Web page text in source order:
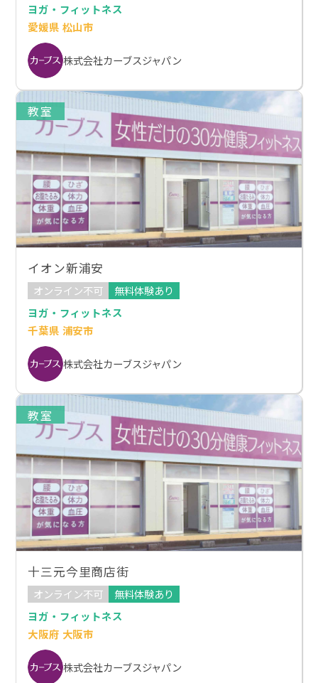
ヨガ・フィットネス
愛媛県 松山市
株式会社カーブスジャパン
教室
イオン新浦安
オンライン不可
無料体験あり
ヨガ・フィットネス
千葉県 浦安市
株式会社カーブスジャパン
教室
十三元今里商店街
オンライン不可
無料体験あり
ヨガ・フィットネス
大阪府 大阪市
株式会社カーブスジャパン